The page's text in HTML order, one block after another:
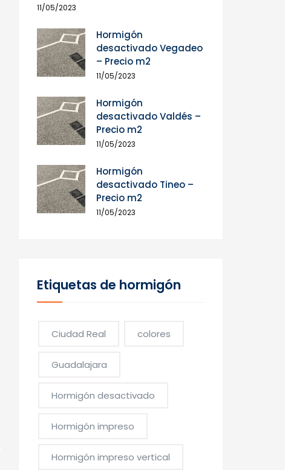
11/05/2023
Hormigón
desactivado Vegadeo
– Precio m2
11/05/2023
Hormigón
desactivado Valdés –
Precio m2
11/05/2023
Hormigón
desactivado Tineo –
Precio m2
11/05/2023
Etiquetas de hormigón
Ciudad Real colores
Guadalajara
Hormigón desactivado
Hormigón impreso
Hormigón impreso vertical